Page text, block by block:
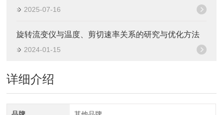
2025-07-16
旋转流变仪与温度、剪切速率关系的研究与优化方法
2024-01-15
详细介绍